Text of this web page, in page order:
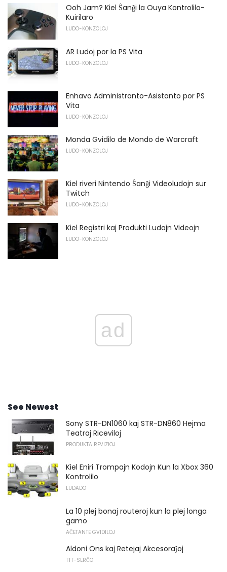
Ooh Jam? Kiel Ŝanĝi la Ouya Kontrolilo-
Kuirilaro
LUDO-KONZOLOJ
AR Ludoj por la PS Vita
LUDO-KONZOLOJ
Enhavo Administranto-Asistanto por PS
Vita
LUDO-KONZOLOJ
Monda Gvidilo de Mondo de Warcraft
LUDO-KONZOLOJ
Kiel riveri Nintendo Ŝanĝi Videoludojn sur
Twitch
LUDO-KONZOLOJ
Kiel Registri kaj Produkti Ludajn Videojn
LUDO-KONZOLOJ
ad
See Newest
Sony STR-DN1060 kaj STR-DN860 Hejma
Teatraj Riceviloj
PRODUKTA REVIZIOJ
Kiel Eniri Trompajn Kodojn Kun la Xbox 360
Kontrolilo
LUDADO
La 10 plej bonaj routeroj kun la plej longa
gamo
AĈETANTE GVIDILOJ
Aldoni Ons kaj Retejaj Akcesoraĵoj
TTT-SERĈO